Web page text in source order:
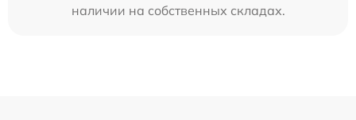
наличии на собственных складах.